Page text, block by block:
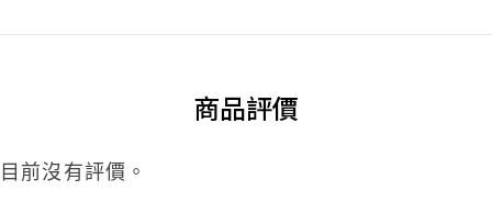
商品評價
目前沒有評價。